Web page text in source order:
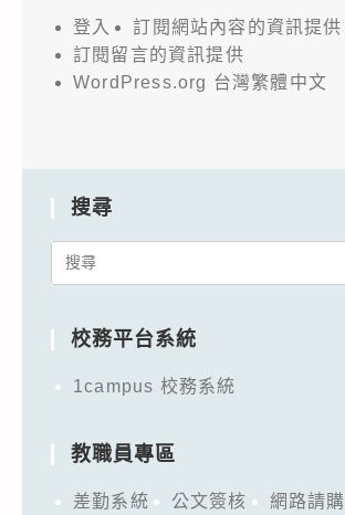
登入
訂閱網站內容的資訊提供
訂閱留言的資訊提供
WordPress.org 台灣繁體中文
搜尋
Search
校務平台系統
1campus 校務系統
教職員專區
差勤系統 公文簽核
網路請購